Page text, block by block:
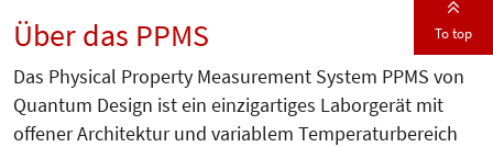
Über das PPMS
Das Physical Property Measurement System PPMS von
Quantum Design ist ein einzigartiges Laborgerät mit
offener Architektur und variablem Temperaturbereich
To top